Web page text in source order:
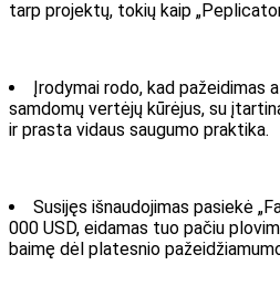
tarp projektų, tokių kaip
Įrodymai rodo, kad pažeidimas
samdomų vertėjų kūrėjus, su
ir prasta vidaus saugumo praktika.
Susijęs išnaudojimas pasiekė
000 USD, eidamas tuo pačiu
baimę dėl platesnio